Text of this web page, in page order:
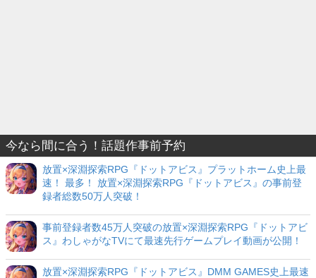
今なら間に合う！話題作事前予約
放置×深淵探索RPG『ドットアビス』プラットホーム史上最
速！ 最多！ 放置×深淵探索RPG『ドットアビス』の事前登
録者総数50万人突破！
事前登録者数45万人突破の放置×深淵探索RPG『ドットアビ
ス』わしゃがなTVにて最速先行ゲームプレイ動画が公開！
放置×深淵探索RPG『ドットアビス』DMM GAMES史上最速